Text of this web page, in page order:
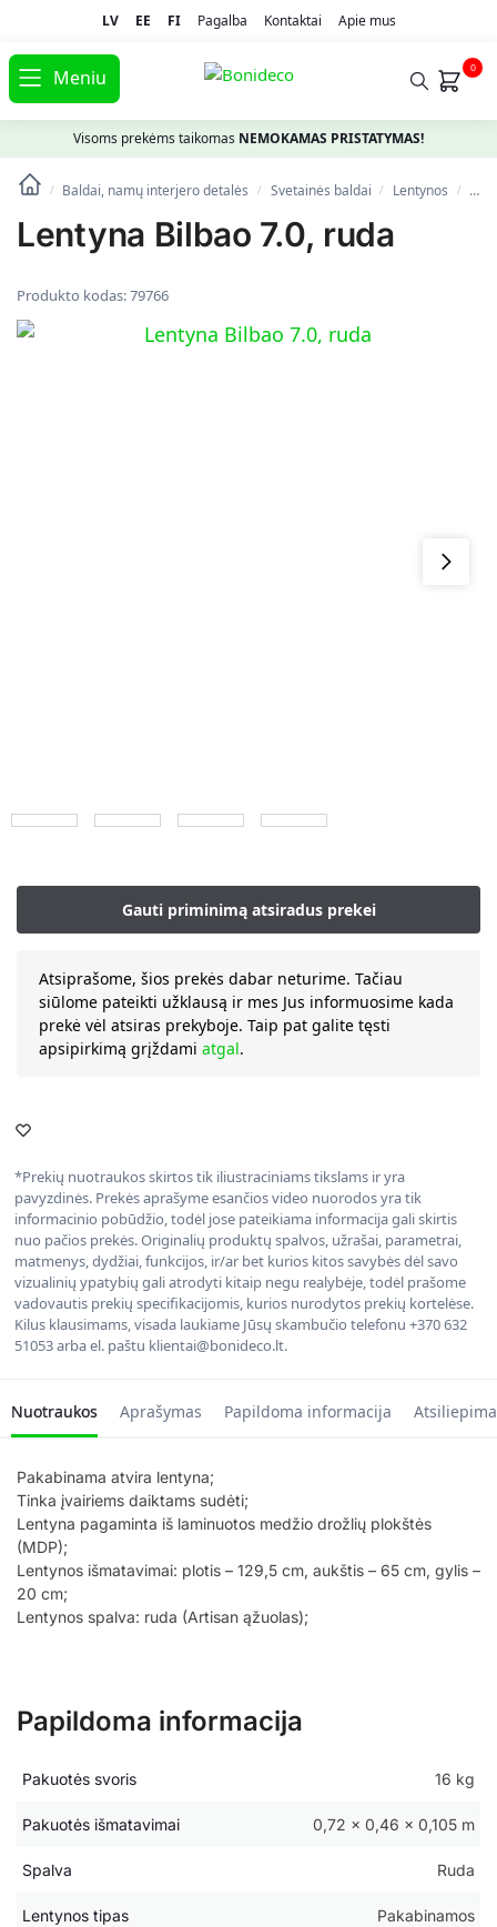
LV EE FI Pagalba Kontaktai Apie mus
Meniu 0
Visoms prekėms taikomas NEMOKAMAS PRISTATYMAS!
/ Baldai, namų interjero detalės / Svetainės baldai / Lentynos /
Lentyna Bilbao 7.0, ruda
Produkto kodas:79766
Atsiprašome, šios prekės dabar neturime. Tačiau
siūlome pateikti užklausą ir mes Jus informuosime kada
prekė vėl atsiras prekyboje. Taip pat galite tęsti
apsipirkimą grįždami atgal.
*Prekių nuotraukos skirtos tik iliustraciniams tikslams ir yra
pavyzdinės. Prekės aprašyme esančios video nuorodos yra tik
informacinio pobūdžio, todėl jose pateikiama informacija gali skirtis
nuo pačios prekės. Originalių produktų spalvos, užrašai, parametrai,
matmenys, dydžiai, funkcijos, ir/ar bet kurios kitos savybės dėl savo
vizualinių ypatybių gali atrodyti kitaip negu realybėje, todėl prašome
vadovautis prekių specifikacijomis, kurios nurodytos prekių kortelėse.
Kilus klausimams, visada laukiame Jūsų skambučio telefonu +370 632
51053 arba el. paštu klientai@bonideco.lt.
Nuotraukos Aprašymas Papildoma informacija
Pakabinama atvira lentyna;
Tinka įvairiems daiktams sudėti;
Lentyna pagaminta iš laminuotos medžio drožlių plokštės
(MDP);
Lentynos išmatavimai: plotis – 129,5 cm, aukštis – 65 cm, gylis –
20 cm;
Lentynos spalva: ruda (Artisan ąžuolas);
Papildoma informacija
Pakuotės svoris 16 kg
Pakuotės išmatavimai 0,72 × 0,46 × 0,105 m
Spalva Ruda
Lentynos tipas Pakabinamos